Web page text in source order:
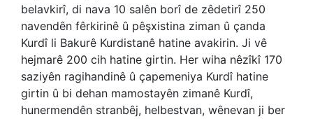
belavkirî, di nava 10 salên borî de zêdetirî 250
navendên fêrkirinê û pêşxistina ziman û çanda
Kurdî li Bakurê Kurdistanê hatine avakirin. Ji vê
hejmarê 200 cih hatine girtin. Her wiha nêzîkî 170
saziyên ragihandinê û çapemeniya Kurdî hatine
girtin û bi dehan mamostayên zimanê Kurdî,
hunermendên stranbêj, helbestvan, wênevan ji ber